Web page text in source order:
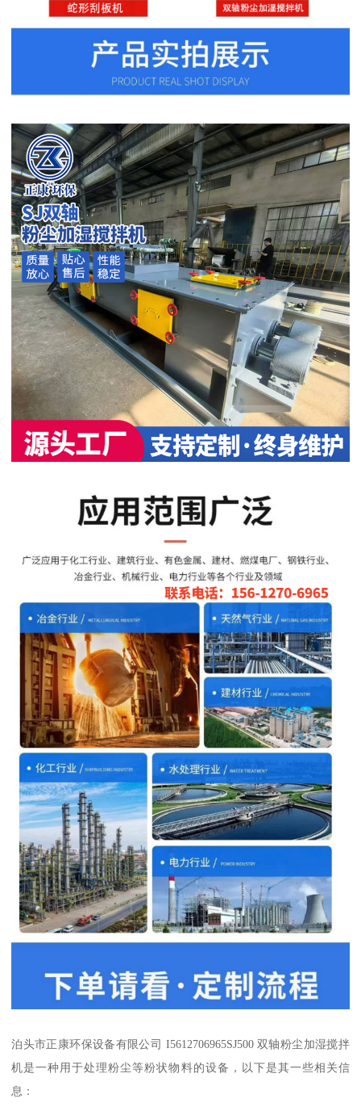
泊头市正康环保设备有限公司 I5612706965SJ500 双轴粉尘加湿搅拌
机是一种用于处理粉尘等粉状物料的设备，以下是其一些相关信
息：